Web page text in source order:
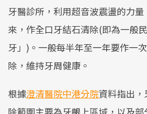
牙醫診所，利用超音波震盪的力
來，作全口牙結石清除(即為一般
牙」)。一般每半年至一年要作一
除，維持牙周健康。
根據澄清醫院中港分院資料指出